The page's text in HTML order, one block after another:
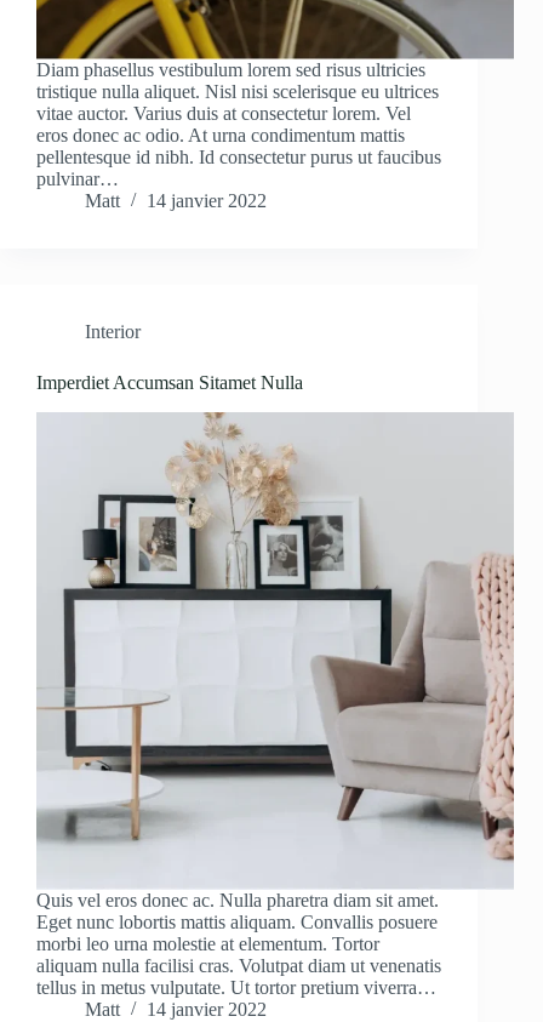
Diam phasellus vestibulum lorem sed risus ultricies
tristique nulla aliquet. Nisl nisi scelerisque eu ultrices
vitae auctor. Varius duis at consectetur lorem. Vel
eros donec ac odio. At urna condimentum mattis
pellentesque id nibh. Id consectetur purus ut faucibus
pulvinar…
Matt
14 janvier 2022
Interior
Imperdiet Accumsan Sitamet Nulla
Quis vel eros donec ac. Nulla pharetra diam sit amet.
Eget nunc lobortis mattis aliquam. Convallis posuere
morbi leo urna molestie at elementum. Tortor
aliquam nulla facilisi cras. Volutpat diam ut venenatis
tellus in metus vulputate. Ut tortor pretium viverra…
Matt
14 janvier 2022